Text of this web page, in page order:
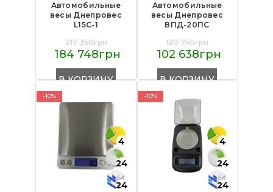
Автомобильные
весы Днепровес
L15C-1
217 350грн
184 748грн
В КОРЗИНУ
Автомобильные
весы Днепровес
ВПД-20ПС
120 750грн
102 638грн
В КОРЗИНУ
-10%
4
24
24
-10%
4
24
24